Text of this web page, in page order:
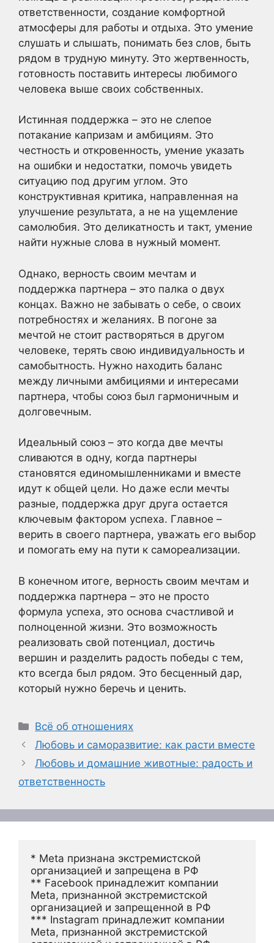
ответственности, создание комфортной
атмосферы для работы и отдыха. Это умение
слушать и слышать, понимать без слов, быть
рядом в трудную минуту. Это жертвенность,
готовность поставить интересы любимого
человека выше своих собственных.
Истинная поддержка – это не слепое
потакание капризам и амбициям. Это
честность и откровенность, умение указать
на ошибки и недостатки, помочь увидеть
ситуацию под другим углом. Это
конструктивная критика, направленная на
улучшение результата, а не на ущемление
самолюбия. Это деликатность и такт, умение
найти нужные слова в нужный момент.
Однако, верность своим мечтам и
поддержка партнера – это палка о двух
концах. Важно не забывать о себе, о своих
потребностях и желаниях. В погоне за
мечтой не стоит растворяться в другом
человеке, терять свою индивидуальность и
самобытность. Нужно находить баланс
между личными амбициями и интересами
партнера, чтобы союз был гармоничным и
долговечным.
Идеальный союз – это когда две мечты
сливаются в одну, когда партнеры
становятся единомышленниками и вместе
идут к общей цели. Но даже если мечты
разные, поддержка друг друга остается
ключевым фактором успеха. Главное –
верить в своего партнера, уважать его выбор
и помогать ему на пути к самореализации.
В конечном итоге, верность своим мечтам и
поддержка партнера – это не просто
формула успеха, это основа счастливой и
полноценной жизни. Это возможность
реализовать свой потенциал, достичь
вершин и разделить радость победы с тем,
кто всегда был рядом. Это бесценный дар,
который нужно беречь и ценить.
Рубрики
Всё об отношениях
Любовь и саморазвитие: как расти вместе
Любовь и домашние животные: радость и
ответственность
* Meta признана экстремистской
организацией и запрещена в РФ
** Facebook принадлежит компании
Meta, признанной экстремистской
организацией и запрещенной в РФ
*** Instagram принадлежит компании
Meta, признанной экстремистской